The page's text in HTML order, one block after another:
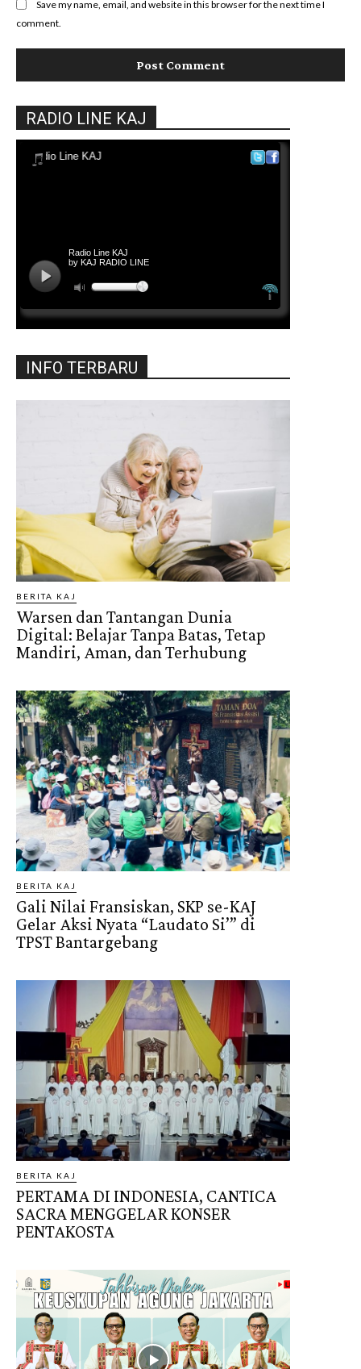
Save my name, email, and website in this browser for the next time I
comment.
RADIO LINE KAJ
INFO TERBARU
BERITA KAJ
Warsen dan Tantangan Dunia
Digital: Belajar Tanpa Batas, Tetap
Mandiri, Aman, dan Terhubung
BERITA KAJ
Gali Nilai Fransiskan, SKP se-KAJ
Gelar Aksi Nyata “Laudato Si’” di
TPST Bantargebang
BERITA KAJ
PERTAMA DI INDONESIA, CANTICA
SACRA MENGGELAR KONSER
PENTAKOSTA